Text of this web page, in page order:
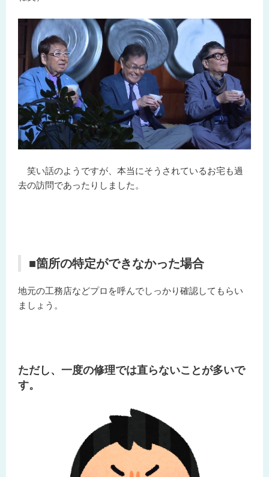
笑い話のようですが、本当にそうされているお宅も過
去の訪問であったりしました。
■箇所の特定ができなかった場合
地元の工務店などプロを呼んでしっかり確認してもらい
ましょう。
ただし、一度の修理では直らないことが多いで
す。